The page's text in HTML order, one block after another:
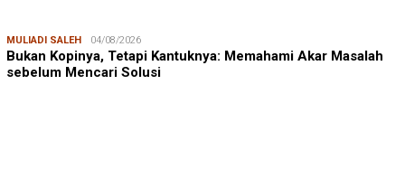
MULIADI SALEH 04/08/2026
Bukan Kopinya, Tetapi Kantuknya: Memahami Akar Masalah
sebelum Mencari Solusi